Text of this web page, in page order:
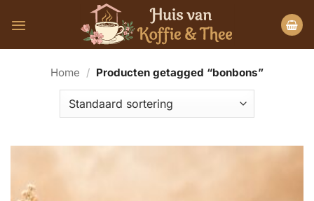
naar
Home / Producten getagged “bonbons”